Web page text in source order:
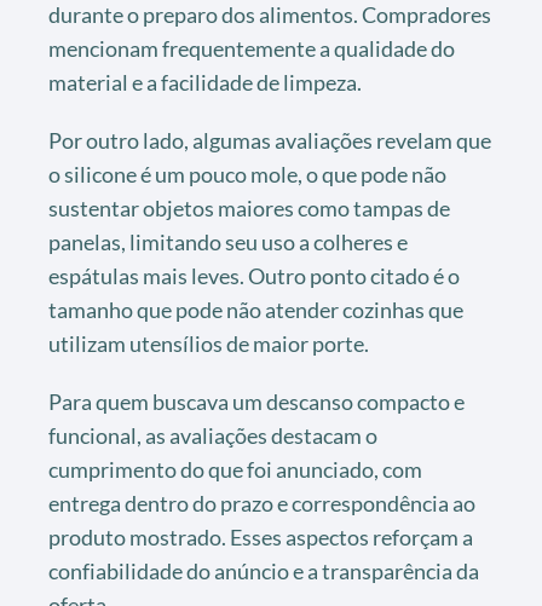
durante o preparo dos alimentos. Compradores
mencionam frequentemente a qualidade do
material e a facilidade de limpeza.
Por outro lado, algumas avaliações revelam que
o silicone é um pouco mole, o que pode não
sustentar objetos maiores como tampas de
panelas, limitando seu uso a colheres e
espátulas mais leves. Outro ponto citado é o
tamanho que pode não atender cozinhas que
utilizam utensílios de maior porte.
Para quem buscava um descanso compacto e
funcional, as avaliações destacam o
cumprimento do que foi anunciado, com
entrega dentro do prazo e correspondência ao
produto mostrado. Esses aspectos reforçam a
confiabilidade do anúncio e a transparência da